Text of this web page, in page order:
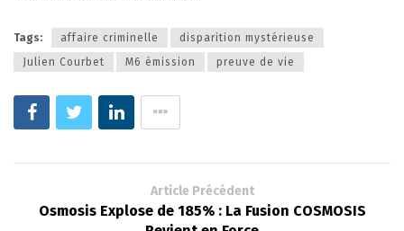
Tags: affaire criminelle
disparition mystérieuse
Julien Courbet
M6 émission preuve de vie
Article Précédent
Osmosis Explose de 185% : La Fusion COSMOSIS